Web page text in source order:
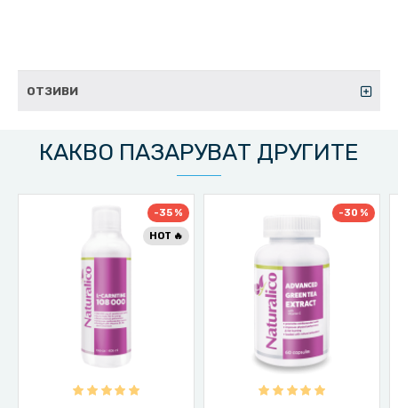
ОТЗИВИ
КАКВО ПАЗАРУВАТ ДРУГИТЕ
HOT 🔥
-35 % -30 %